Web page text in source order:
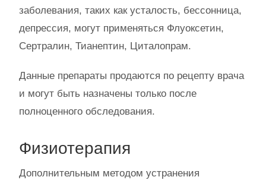
заболевания, таких как усталость, бессонница,
депрессия, могут применяться Флуоксетин,
Сертралин, Тианептин, Циталопрам.
Данные препараты продаются по рецепту врача
и могут быть назначены только после
полноценного обследования.
Физиотерапия
Дополнительным методом устранения